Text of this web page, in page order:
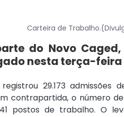
Carteira de
do Novo
nesta terça-
29.173
contrapartida, o número
postos de trabalho. O